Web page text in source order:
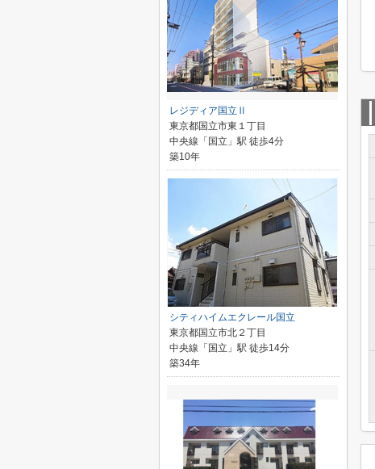
レジディア国立Ⅱ
東京都国立市東１丁目
中央線「国立」駅 徒歩4分
築10年
シティハイムエクレール国立
東京都国立市北２丁目
中央線「国立」駅 徒歩14分
築34年